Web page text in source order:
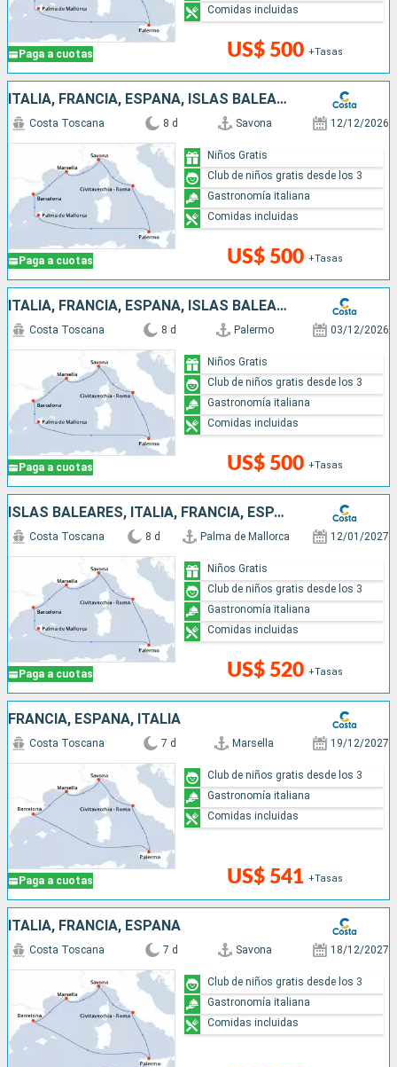
Paga a cuotas US$ 500 +Tasas
Comidas incluidas
ITALIA, FRANCIA, ESPAÑA, ISLAS BALEARES
Paga a cuotas
Costa Toscana 8 d Savona 12/12/2026
US$ 500 +Tasas
Niños Gratis
Club de niños gratis desde los 3
Gastronomía italiana
Comidas incluidas
ITALIA, FRANCIA, ESPAÑA, ISLAS BALEARES
Paga a cuotas
Costa Toscana 8 d Palermo 03/12/2026
US$ 500 +Tasas
Niños Gratis
Club de niños gratis desde los 3
Gastronomía italiana
Comidas incluidas
ISLAS BALEARES, ITALIA, FRANCIA, ESPAÑA
Paga a cuotas
Costa Toscana 8 d Palma de Mallorca 12/01/2027
US$ 520 +Tasas
Niños Gratis
Club de niños gratis desde los 3
Gastronomía italiana
Comidas incluidas
FRANCIA, ESPAÑA, ITALIA
Paga a cuotas
Costa Toscana 7 d Marsella 19/12/2027
US$ 541 +Tasas
Club de niños gratis desde los 3
Gastronomía italiana
Comidas incluidas
ITALIA, FRANCIA, ESPAÑA
Costa Toscana 7 d Savona 18/12/2027
Club de niños gratis desde los 3
Gastronomía italiana
Comidas incluidas